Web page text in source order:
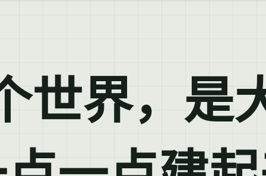
世界，是